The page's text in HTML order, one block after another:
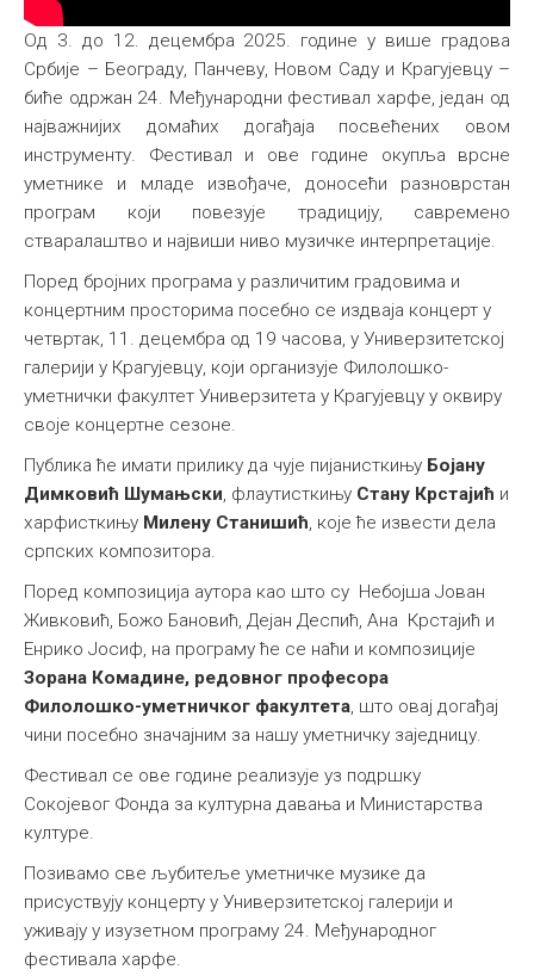
Од 3. до 12. децембра 2025. године у више градова
Србије – Београду, Панчеву, Новом Саду и Крагујевцу –
биће одржан 24. Међународни фестивал харфе, један од
најважнијих домаћих догађаја посвећених овом
инструменту. Фестивал и ове године окупља врсне
уметнике и младе извођаче, доносећи разноврстан
програм који повезује традицију, савремено
стваралаштво и највиши ниво музичке интерпретације.
Поред бројних програма у различитим градовима и
концертним просторима посебно се издваја концерт у
четвртак, 11. децембра од 19 часова, у Универзитетској
галерији у Крагујевцу, који организује Филолошко-
уметнички факултет Универзитета у Крагујевцу у оквиру
своје концертне сезоне.
Публика ће имати прилику да чује пијанисткињу Бојану
Димковић Шумањски, флаутисткињу Стану Крстајић и
харфисткињу Милену Станишић, које ће извести дела
српских композитора.
Поред композиција аутора као што су Небојша Јован
Живковић, Божо Бановић, Дејан Деспић, Ана Крстајић и
Енрико Јосиф, на програму ће се наћи и композиције
Зорана Комадине, редовног професора
Филолошко-уметничког факултета, што овај догађај
чини посебно значајним за нашу уметничку заједницу.
Фестивал се ове године реализује уз подршку
Сокојевог Фонда за културна давања и Министарства
културе.
Позивамо све љубитеље уметничке музике да
присуствују концерту у Универзитетској галерији и
уживају у изузетном програму 24. Међународног
фестивала харфе.